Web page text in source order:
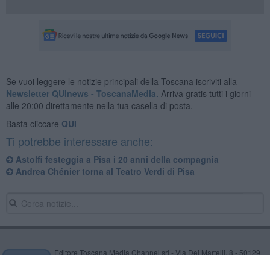
Se vuoi leggere le notizie principali della Toscana iscriviti alla
Newsletter QUInews - ToscanaMedia. Arriva gratis tutti i giorni
alle 20:00 direttamente nella tua casella di posta.
Basta cliccare QUI
Ti potrebbe interessare anche:
Astolfi festeggia a Pisa i 20 anni della compagnia
Andrea Chénier torna al Teatro Verdi di Pisa
Editore Toscana Media Channel srl - Via Dei Martelli, 8 - 50129